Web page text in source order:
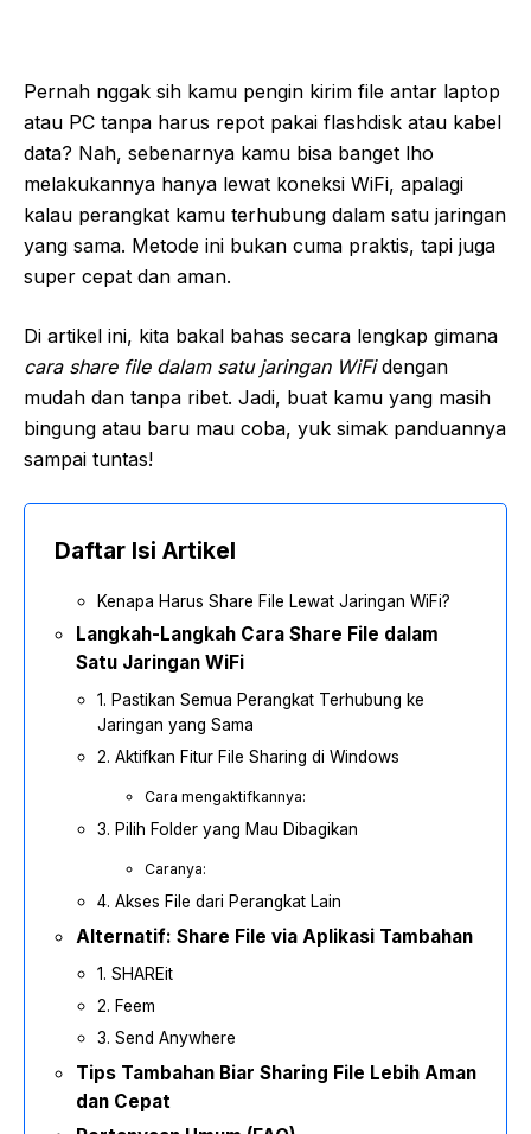
Pernah nggak sih kamu pengin kirim file antar laptop
atau PC tanpa harus repot pakai flashdisk atau kabel
data? Nah, sebenarnya kamu bisa banget lho
melakukannya hanya lewat koneksi WiFi, apalagi
kalau perangkat kamu terhubung dalam satu jaringan
yang sama. Metode ini bukan cuma praktis, tapi juga
super cepat dan aman.
Di artikel ini, kita bakal bahas secara lengkap gimana
cara share file dalam satu jaringan WiFidengan
mudah dan tanpa ribet. Jadi, buat kamu yang masih
bingung atau baru mau coba, yuk simak panduannya
sampai tuntas!
Daftar Isi Artikel
Kenapa Harus Share File Lewat Jaringan WiFi?
Langkah-Langkah Cara Share File dalam
Satu Jaringan WiFi
1. Pastikan Semua Perangkat Terhubung ke
Jaringan yang Sama
2. Aktifkan Fitur File Sharing di Windows
Cara mengaktifkannya:
3. Pilih Folder yang Mau Dibagikan
Caranya:
4. Akses File dari Perangkat Lain
Alternatif: Share File via Aplikasi Tambahan
1. SHAREit
2. Feem
3. Send Anywhere
Tips Tambahan Biar Sharing File Lebih Aman
dan Cepat